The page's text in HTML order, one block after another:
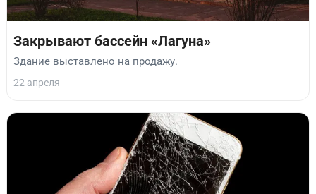
Закрывают бассейн «Лагуна»
Здание выставлено на продажу.
22 апреля